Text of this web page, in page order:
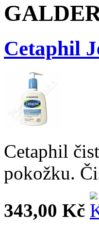
Cetaphil
Cetaphil
pokožku.
343,00 Kč